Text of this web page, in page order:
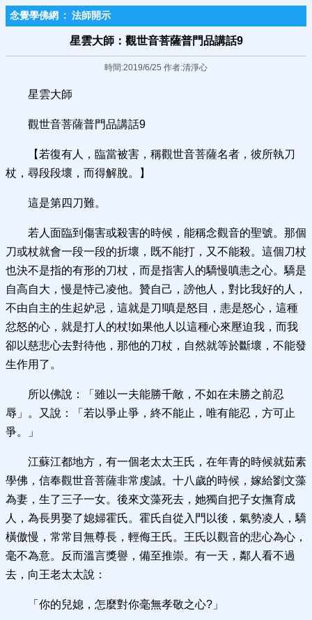
念覺學佛網 : 法師開示
星雲大師：觀世音菩薩普門品講話9
時間:2019/6/25 作者:清淨心
星雲大師
觀世音菩薩普門品講話9
【若復有人，臨當被害，稱觀世音菩薩名者，彼所執刀
杖，尋段段壞，而得解脫。】
這是第四刀難。
若人面臨到傷害或殺害的時候，能稱念觀音的聖號。那個
刀或杖就會一段一段的折壞，既不能打，又不能殺。這個刀杖
也決不是指的有形的刀杖，而是指害人的驕慢嗔恚之心。驕是
自高自大，慢是恃己凌他。贊自己，謗他人，對比我好的人，
不由自主的生起妒忌，這就是刀!嗔是怒目，恚是怒心，這種
忿怒的心，就是打人的杖!如果他人以這種心來壓迫我，而我
卻以慈悲心去對待他，那他的刀杖，自然就等於斷壞，不能發
生作用了。
所以佛說：「雖以一夫能勝千敵，不如在未勝之前忍
辱」。又說：「若以爭止爭，終不能止，唯有能忍，方可止
爭。」
江蘇江都地方，有一個老太太王氏，在年青的時候就茹素
學佛，信奉觀世音菩薩非常虔誠。十八歲的時候，嫁給劉文藻
為妻，生了三子一女。後來文藻死去，她獨自把子女撫育成
人，為長男娶了媳婦霍氏。霍氏自從入門以後，氣勢凌人，驕
橫傲慢，常常目無尊長，輕侮王氏。王氏以觀音的悲心為心，
毫不為意。反而溫言獎譽，備至推崇。有一天，鄰人看不過
去，向王老太太說：
「你的兒媳，怎麼對你毫無孝敬之心?」